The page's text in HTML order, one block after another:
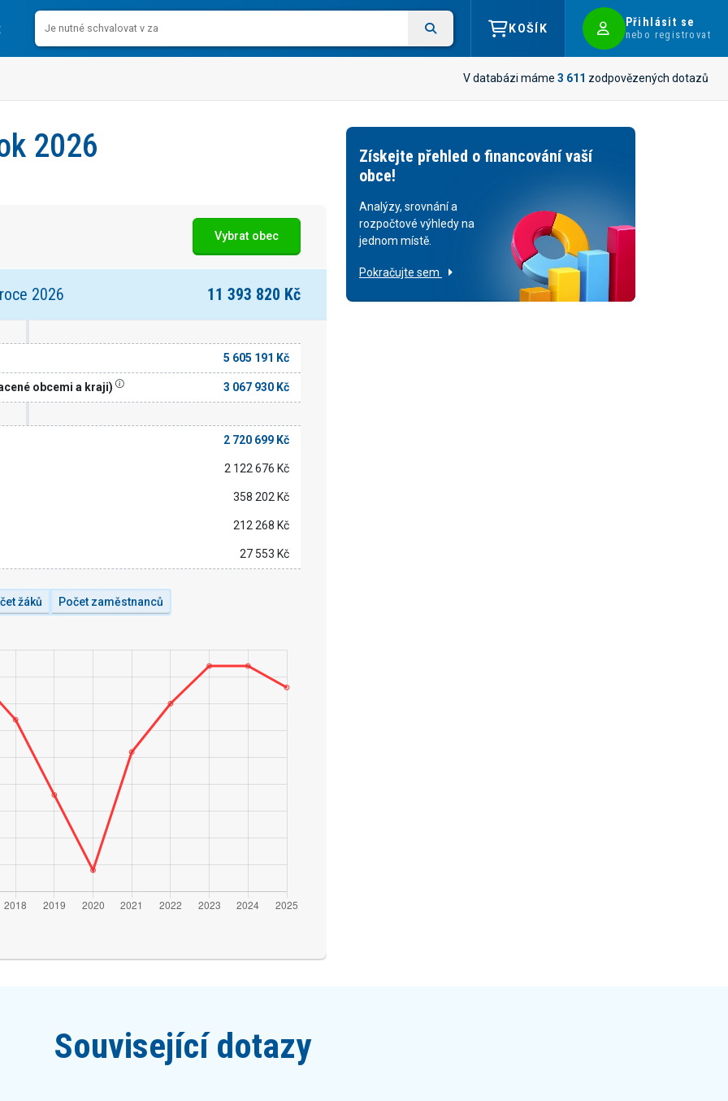
KOŠÍK Přihlásit se
nebo registrovat
V databázi máme 3 611 zodpovězených dotazů
2026
Vybrat obec
2026 11 393 820 Kč
5 605 191 Kč
obcemi a kraji) 3 067 930 Kč
2 720 699 Kč
2 122 676 Kč
358 202 Kč
212 268 Kč
27 553 Kč
žáků Počet zaměstnanců
Získejte přehled o financování vaší
obce!
Analýzy, srovnání a
rozpočtové výhledy na
jednom místě.
Pokračujte sem
Související dotazy